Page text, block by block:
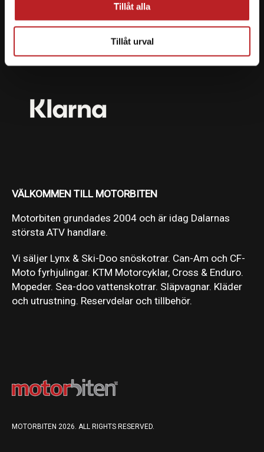
Tillåt alla
Tillåt urval
Vi erbjuder flera olika betalsätt. Dina köp är alltid
skyddade med krypteringsteknik.
VÄLKOMMEN TILL MOTORBITEN
Motorbiten grundades 2004 och är idag Dalarnas
största ATV handlare.
Vi säljer Lynx & Ski-Doo snöskotrar. Can-Am och CF-
Moto fyrhjulingar. KTM Motorcyklar, Cross & Enduro.
Mopeder. Sea-doo vattenskotrar. Släpvagnar. Kläder
och utrustning. Reservdelar och tillbehör.
MOTORBITEN 2026. ALL RIGHTS RESERVED.